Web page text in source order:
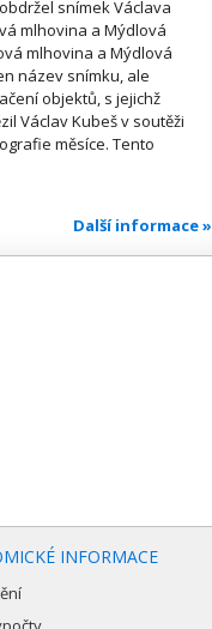
snímek Václava
mlhovina a Mýdlová
mlhovina a Mýdlová
název snímku, ale
objektů, s jejichž
Václav Kubeš v soutěži
měsíce. Tento
Další informace »
INFORMACE